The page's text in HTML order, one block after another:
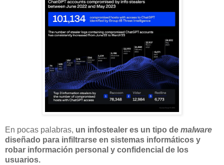
En pocas palabras, un infostealer es un tipo de malware
diseñado para infiltrarse en sistemas informáticos y
robar información personal y confidencial de los
usuarios.